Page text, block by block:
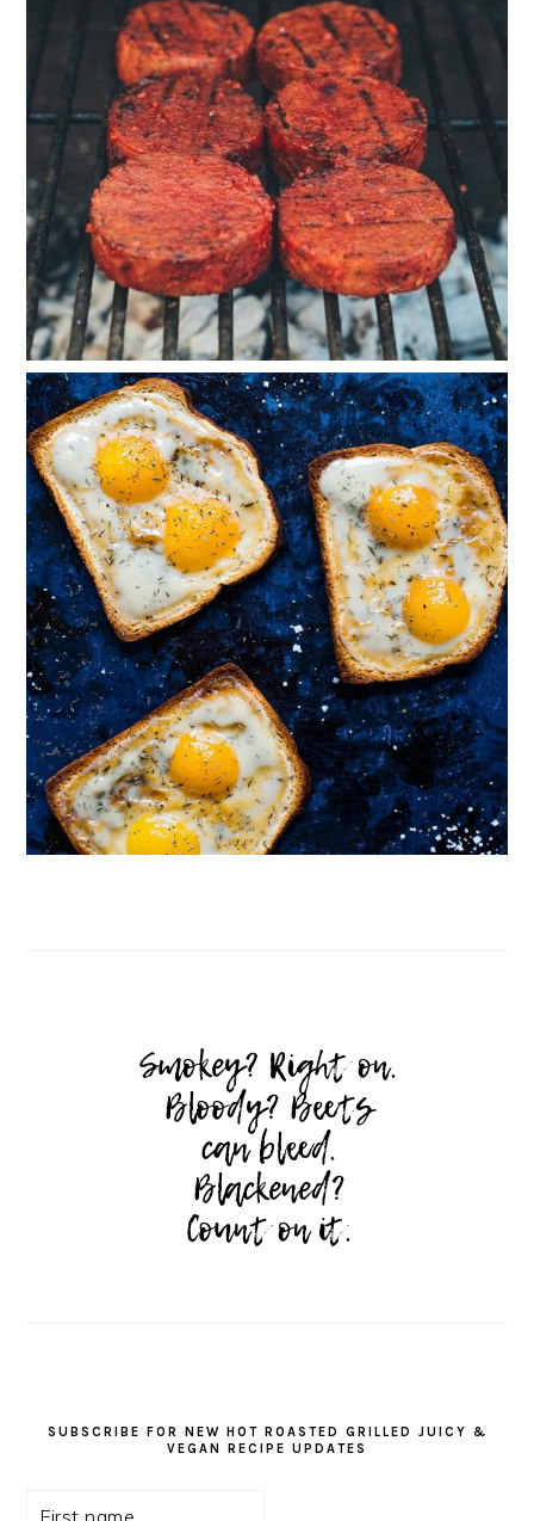
SUBSCRIBE FOR NEW HOT ROASTED GRILLED JUICY &
VEGAN RECIPE UPDATES